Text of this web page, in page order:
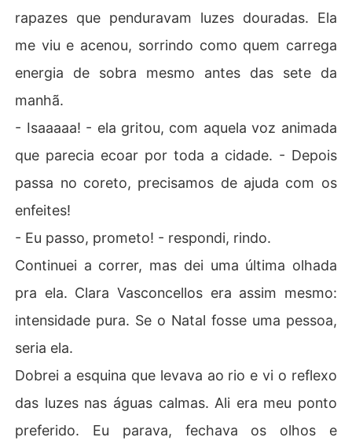
rapazes que penduravam luzes douradas. Ela
me viu e acenou, sorrindo como quem carrega
energia de sobra mesmo antes das sete da
manhã.
- Isaaaaa! - ela gritou, com aquela voz animada
que parecia ecoar por toda a cidade. - Depois
passa no coreto, precisamos de ajuda com os
enfeites!
- Eu passo, prometo! - respondi, rindo.
Continuei a correr, mas dei uma última olhada
pra ela. Clara Vasconcellos era assim mesmo:
intensidade pura. Se o Natal fosse uma pessoa,
seria ela.
Dobrei a esquina que levava ao rio e vi o reflexo
das luzes nas águas calmas. Ali era meu ponto
preferido. Eu parava, fechava os olhos e